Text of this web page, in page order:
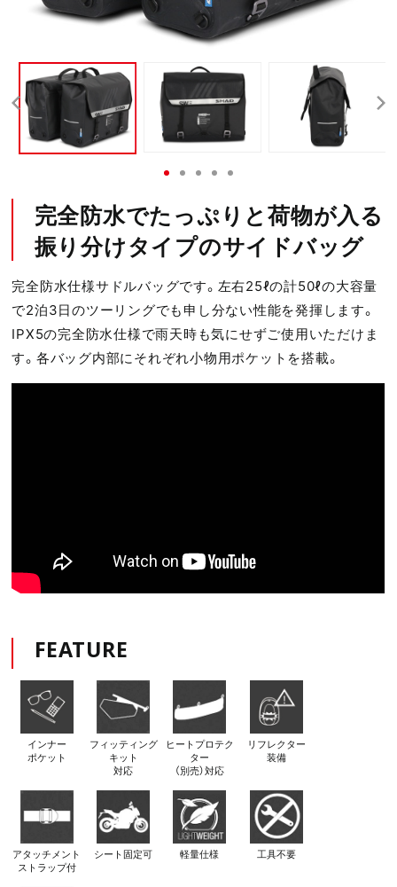
完全防水でたっぷりと荷物が入る
振り分けタイプのサイドバッグ
完全防水仕様サドルバッグです。左右25ℓの計50ℓの大容量
で2泊3日のツーリングでも申し分ない性能を発揮します。
IPX5の完全防水仕様で雨天時も気にせずご使用いただけま
す。各バッグ内部にそれぞれ小物用ポケットを搭載。
FEATURE
インナー
ポケット
フィッティング
キット
対応
ヒートプロテク
ター
（別売）対応
リフレクター
装備
アタッチメント
ストラップ付
シート固定可 軽量仕様 工具不要